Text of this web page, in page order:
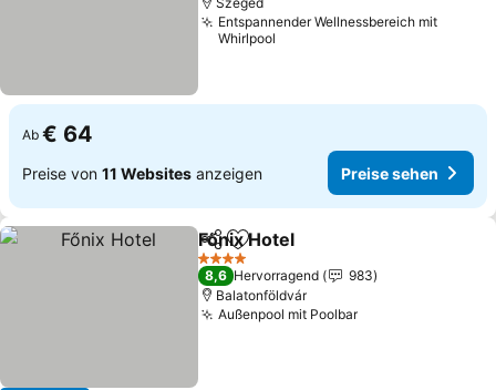
Entspannender Wellnessbereich mit
Whirlpool
Ab € 64
Preise von 11 Websites anzeigen Preise sehen
TeilenZu Favoriten hinzufügen
Főnix Hotel
4 Sterne
8,6 Hervorragend
983
Balatonföldvár
Außenpool mit PoolbarPreise sehen